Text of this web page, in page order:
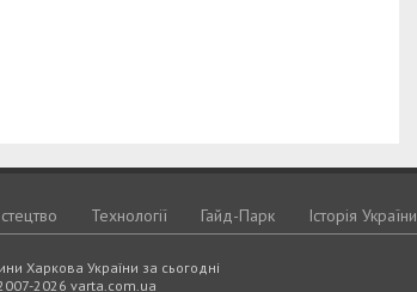
Технологiї Гайд-Парк Історія України
Харкова України за сьогодні
2026 varta.com.ua